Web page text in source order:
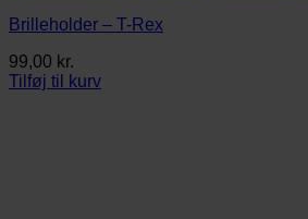
Brilleholder – T-Rex
99,00 kr.
Tilføj til kurv